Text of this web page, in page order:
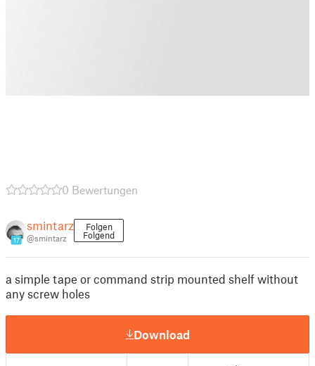
0 Bewertungen
17
smintarz
@smintarz
Folgen
Folgend
a simple tape or command strip mounted shelf without
any screw holes
Download